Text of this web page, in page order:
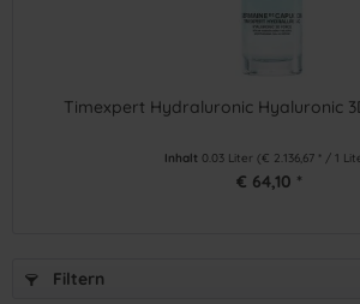
Timexpert Hydraluronic Hyaluronic
Inhalt 0.03 Liter (€ 2.136,67 * / 1
€ 64,10 *
Filtern